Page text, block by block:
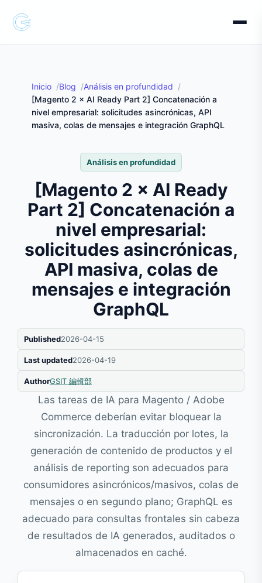
Inicio Blog
Análisis en profundidad
[Magento 2 × AI Ready Part 2] Concatenación a
nivel empresarial: solicitudes asincrónicas, API
masiva, colas de mensajes e integración GraphQL
Análisis en profundidad
[Magento 2 × AI Ready
Part 2] Concatenación a
nivel empresarial:
solicitudes asincrónicas,
API masiva, colas de
mensajes e integración
GraphQL
Published2026-04-15
Last updated2026-04-19
AuthorGSIT 編輯部
Las tareas de IA para Magento / Adobe
Commerce deberían evitar bloquear la
sincronización. La traducción por lotes, la
generación de contenido de productos y el
análisis de reporting son adecuados para
consumidores asincrónicos/masivos, colas de
mensajes o en segundo plano; GraphQL es
adecuado para consultas frontales sin cabeza
de resultados de IA generados, auditados o
almacenados en caché.